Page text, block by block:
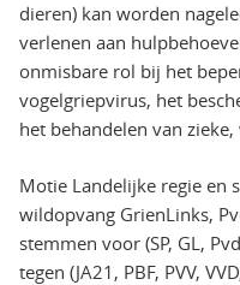
dieren) kan worden
verlenen aan
onmisbare rol bij het
vogelgriepvirus, het
het behandelen van
Motie Landelijke regie en
wildopvang GrienLinks,
stemmen voor (SP, GL,
tegen (JA21, PBF, PVV,